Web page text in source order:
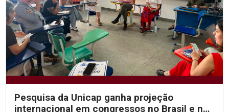
Pesquisa da Unicap ganha projeção
internacional em congressos no Brasil e no